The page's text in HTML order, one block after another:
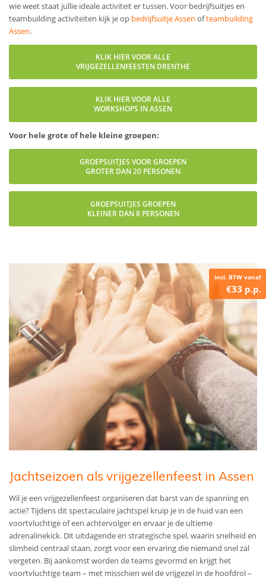
wie weet staat jullie ideale activiteit er tussen. Voor bedrijfsuitjes en
teambuilding activiteiten kijk je op bedrijfsuitje Assen ofteambuilding
Assen.
KLIK HIER VOOR ALLE
VRIJGEZELLENFEESTEN DRENTHE
KLIK HIER VOOR ALLE
WORKSHOPS IN ASSEN
Voor hele grote of hele kleine groepen:
GROEPSUITJES VOOR GROEPEN
GROTER DAN 20 PERSONEN
GROEPSUITJES GROEPEN
KLEINER DAN 8 PERSONEN
incl. BTW vanaf
€33 p.p.
Jachtseizoen als vrijgezellenfeest in Assen
Wil je een vrijgezellenfeest organiseren dat barst van de spanning en
actie? Tijdens dit spectaculaire jachtspel kruip je in de huid van een
voortvluchtige of een achtervolger en ervaar je de ultieme
adrenalinekick. Dit uitdagende en strategische spel, waarin snelheid en
slimheid centraal staan, zorgt voor een ervaring die niemand snel zal
vergeten. Bij aankomst worden de teams gevormd en krijgt het
voortvluchtige team – met misschien wel de vrijgezel in de hoofdrol –